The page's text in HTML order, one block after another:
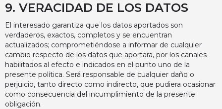
9. VERACIDAD DE LOS DATOS
El interesado garantiza que los datos aportados son
verdaderos, exactos, completos y se encuentran
actualizados; comprometiéndose a informar de cualquier
cambio respecto de los datos que aportara, por los canales
habilitados al efecto e indicados en el punto uno de la
presente política. Será responsable de cualquier daño o
perjuicio, tanto directo como indirecto, que pudiera ocasionar
como consecuencia del incumplimiento de la presente
obligación.